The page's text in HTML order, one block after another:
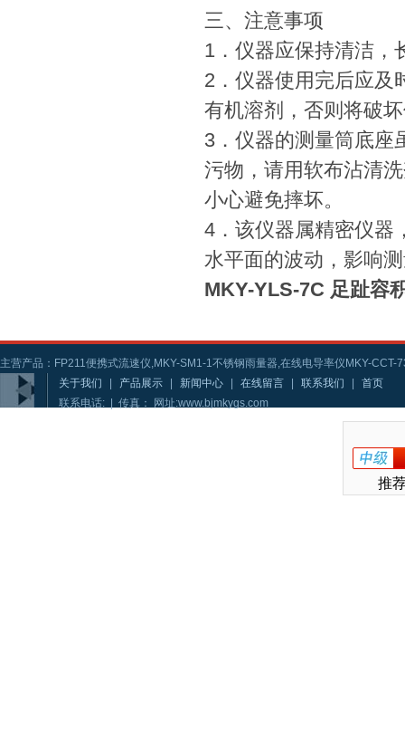
三、注意事项
1．仪器应保持清洁，
2．仪器使用完后应及
有机溶剂，否则将破
3．仪器的测量筒底座
污物，请用软布沾清
小心避免摔坏。
4．该仪器属精密仪器
水平面的波动，影响
MKY-YLS-7C 足趾容
主营产品：FP211便携式流速仪,MKY-SM1-1不锈钢雨量器,在线电导率仪MKY-CCT-
关于我们
产品展示 新闻中心 在线留言 联系我们
首页
联系电话: | 传真： 网址:www.bjmkygs.com
推